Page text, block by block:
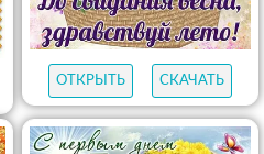
ОТКРЫТЬ СКАЧАТЬ